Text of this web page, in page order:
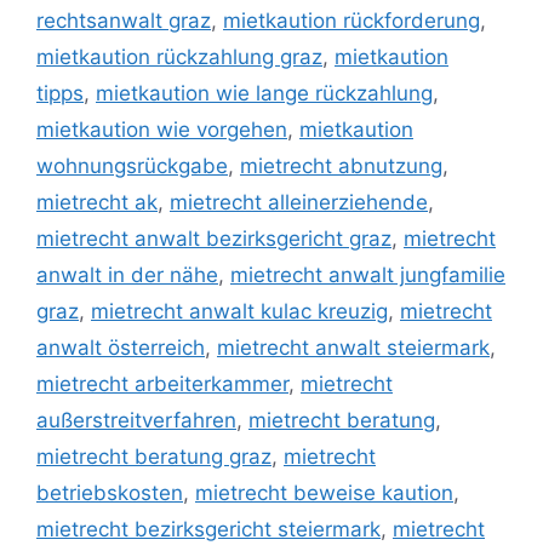
rechtsanwalt graz, mietkaution rückforderung,
mietkaution rückzahlung graz, mietkaution
tipps, mietkaution wie lange rückzahlung,
mietkaution wie vorgehen, mietkaution
wohnungsrückgabe, mietrecht abnutzung,
mietrecht ak, mietrecht alleinerziehende,
mietrecht anwalt bezirksgericht graz, mietrecht
anwalt in der nähe, mietrecht anwalt jungfamilie
graz, mietrecht anwalt kulac kreuzig, mietrecht
anwalt österreich, mietrecht anwalt steiermark,
mietrecht arbeiterkammer, mietrecht
außerstreitverfahren, mietrecht beratung,
mietrecht beratung graz, mietrecht
betriebskosten, mietrecht beweise kaution,
mietrecht bezirksgericht steiermark, mietrecht